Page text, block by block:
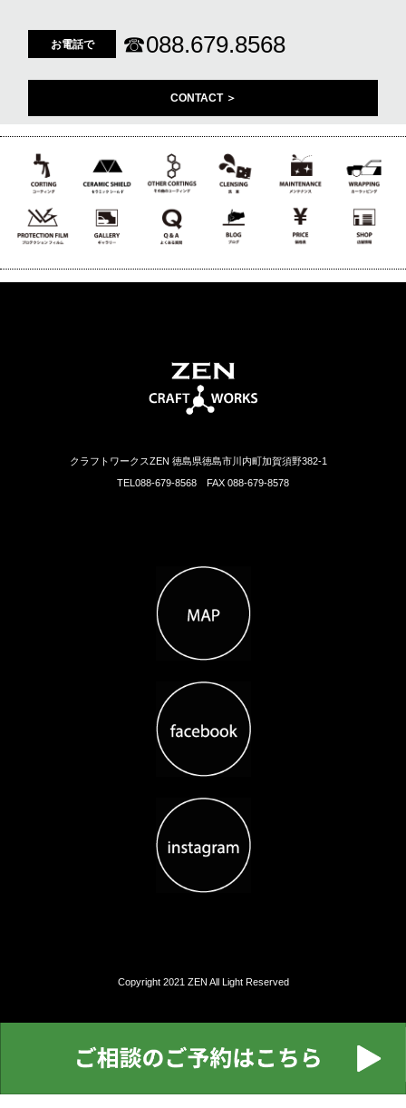
お電話で ☎088.679.8568
CONTACT ＞
クラフトワークスZEN 徳島県徳島市川内町加賀須野382-1
TEL088-679-8568 FAX 088-679-8578
Copyright 2021 ZEN All Light Reserved